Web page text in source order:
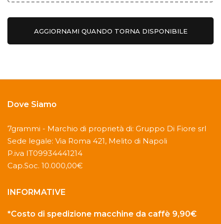
AGGIORNAMI QUANDO TORNA DISPONIBILE
Dove Siamo
7grammi - Marchio di proprietà di: Gruppo Di Fiore srl
Sede legale: Via Roma 421, Melito di Napoli
P.iva IT09934441214
Cap.Soc. 10.000,00€
INFORMATIVE
*Costo di spedizione macchine da caffè 9,90€